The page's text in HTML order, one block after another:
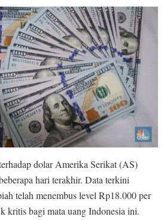
dolar Amerika Serikat (AS)
hari terakhir. Data terkini
telah menembus level Rp18.000 per
kritis bagi mata uang Indonesia ini.